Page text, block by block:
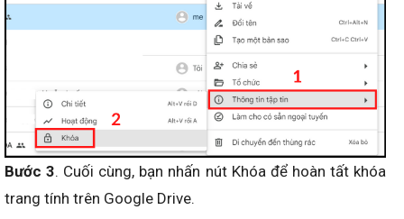
Bước 3. Cuối cùng, bạn nhấn nút Khóa để hoàn tất khóa
trang tính trên Google Drive.